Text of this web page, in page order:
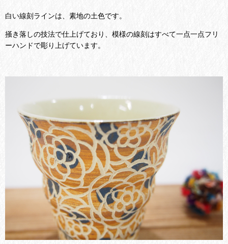
白い線刻ラインは、素地の土色です。
掻き落しの技法で仕上げており、模様の線刻はすべて一点一点フリ
ーハンドで彫り上げています。